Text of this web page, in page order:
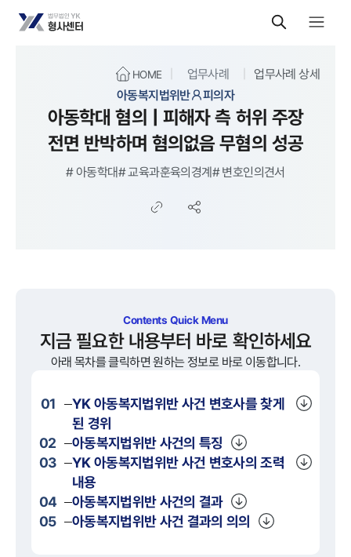
HOME 업무사례
업무사례 상세
아동복지법위반
피의자
아동학대 혐의 | 피해자 측 허위 주장
전면 반박하며 혐의없음 무혐의 성공
#아동학대#교육과훈육의경계#변호인의견서
Contents Quick Menu
지금 필요한 내용부터 바로 확인하세요
아래 목차를 클릭하면 원하는 정보로 바로 이동합니다.
01 YK아동복지법위반사건 변호사를 찾게
된 경위
02
아동복지법위반사건의 특징
03
YK아동복지법위반사건 변호사의 조력
내용
04
아동복지법위반사건의 결과
05
아동복지법위반사건 결과의 의의